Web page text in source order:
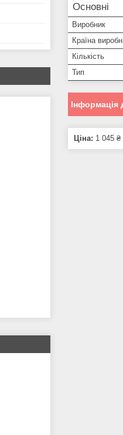
Основні
Виробник
Країна
Кількість
Тип
Інформація
Ціна: 1 045 ₴